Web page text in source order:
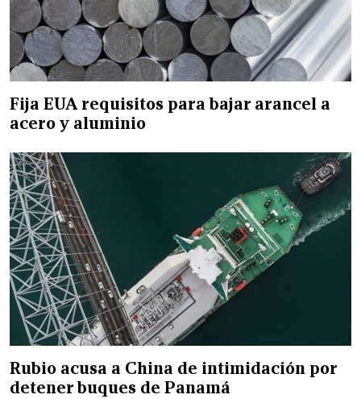
Fija EUA requisitos para bajar arancel a
acero y aluminio
Rubio acusa a China de intimidación por
detener buques de Panamá